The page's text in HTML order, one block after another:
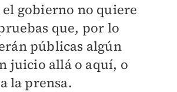
el gobierno no quiere
que, por lo
públicas algún
juicio allá o aquí, o
la prensa.